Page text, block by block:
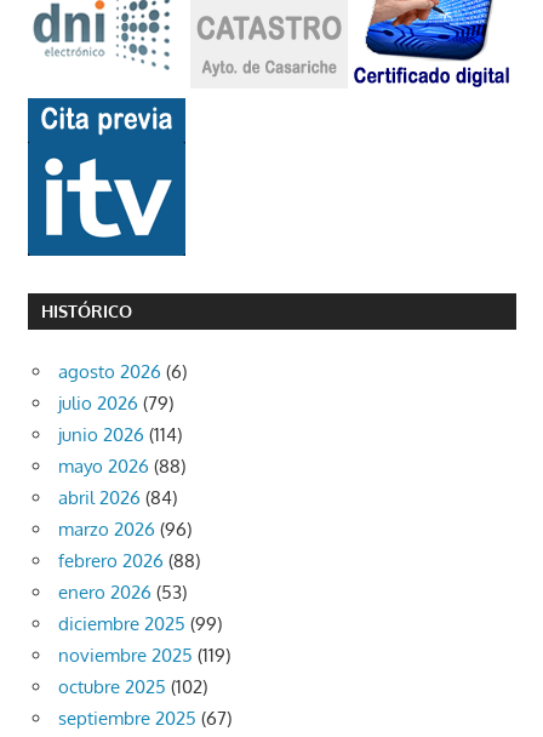
HISTÓRICO
agosto 2026 (6)
julio 2026 (79)
junio 2026 (114)
mayo 2026 (88)
abril 2026 (84)
marzo 2026 (96)
febrero 2026 (88)
enero 2026 (53)
diciembre 2025 (99)
noviembre 2025 (119)
octubre 2025 (102)
septiembre 2025 (67)